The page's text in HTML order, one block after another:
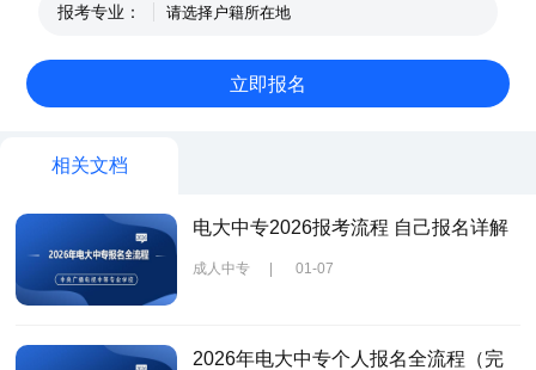
报考专业：
相关文档
电大中专2026报考流程 自己报名详解
成人中专 | 01-07
2026年电大中专个人报名全流程（完